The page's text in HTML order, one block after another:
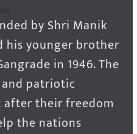
by Shri Manik
his younger brother
in 1946. The
patriotic
their freedom
the nations